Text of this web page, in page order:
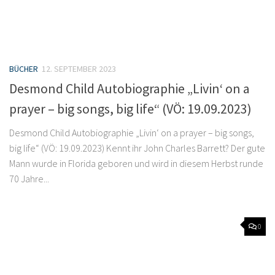
BÜCHER 12. SEPTEMBER 2023
Desmond Child Autobiographie „Livin‘ on a
prayer – big songs, big life“ (VÖ: 19.09.2023)
Desmond Child Autobiographie „Livin‘ on a prayer – big songs,
big life“ (VÖ: 19.09.2023) Kennt ihr John Charles Barrett? Der gute
Mann wurde in Florida geboren und wird in diesem Herbst runde
70 Jahre...
0